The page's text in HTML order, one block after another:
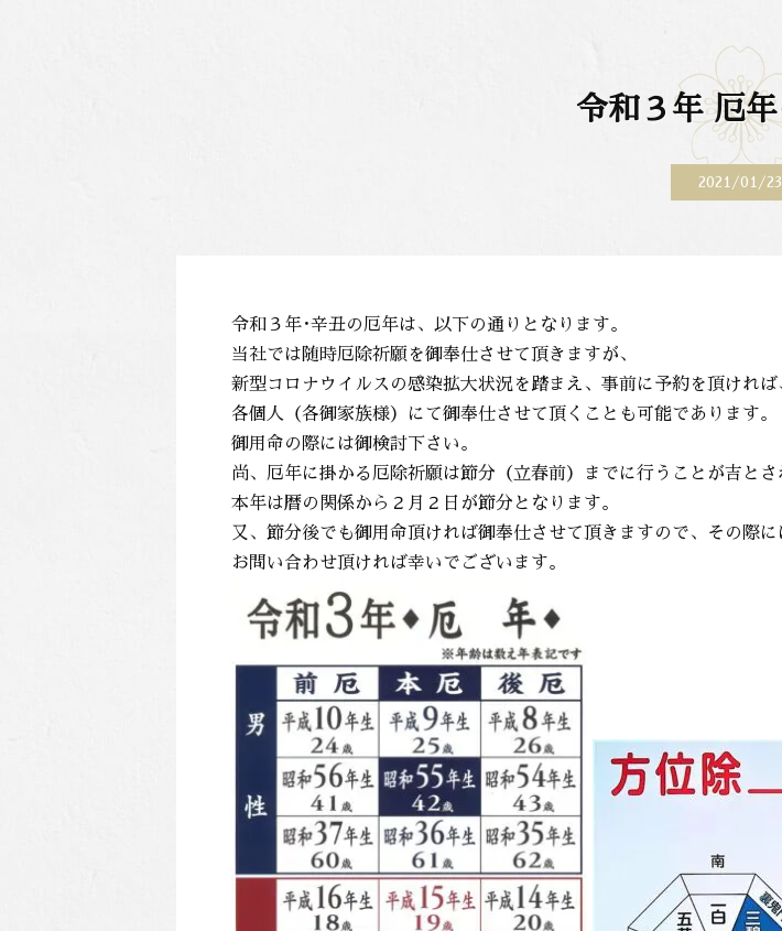
令和３年 厄
2021/01/23
令和３年･辛丑の厄年は、以下の通りとなります。
当社では随時厄除祈願を御奉仕させて頂きますが、
新型コロナウイルスの感染拡大状況を踏まえ、事前に予約を頂ければ
各個人（各御家族様）にて御奉仕させて頂くことも可能であります。
御用命の際には御検討下さい。
尚、厄年に掛かる厄除祈願は節分（立春前）までに行うことが吉とさ
本年は暦の関係から２月２日が節分となります。
又、節分後でも御用命頂ければ御奉仕させて頂きますので、その際に
お問い合わせ頂ければ幸いでございます。